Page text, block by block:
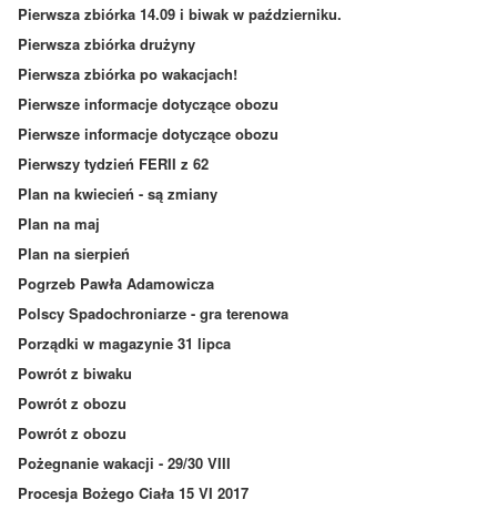
Pierwsza zbiórka 14.09 i biwak w październiku.
Pierwsza zbiórka drużyny
Pierwsza zbiórka po wakacjach!
Pierwsze informacje dotyczące obozu
Pierwsze informacje dotyczące obozu
Pierwszy tydzień FERII z 62
Plan na kwiecień - są zmiany
Plan na maj
Plan na sierpień
Pogrzeb Pawła Adamowicza
Polscy Spadochroniarze - gra terenowa
Porządki w magazynie 31 lipca
Powrót z biwaku
Powrót z obozu
Powrót z obozu
Pożegnanie wakacji - 29/30 VIII
Procesja Bożego Ciała 15 VI 2017